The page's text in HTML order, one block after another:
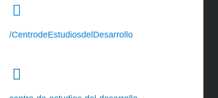
/CentrodeEstudiosdelDesarrollo